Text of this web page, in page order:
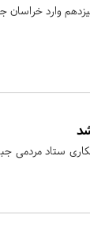
وارد خراسان
ستاد مردمی